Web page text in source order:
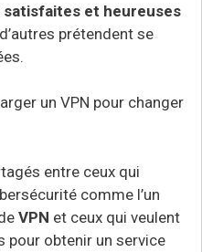
satisfaites et heureuses
prétendent se
entre ceux qui
comme l’un
VPN et ceux qui veulent
pour obtenir un service